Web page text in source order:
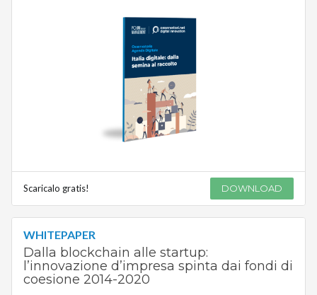
Scaricalo gratis! DOWNLOAD
WHITEPAPER
Dalla blockchain alle startup:
l’innovazione d’impresa spinta dai fondi di
coesione 2014-2020